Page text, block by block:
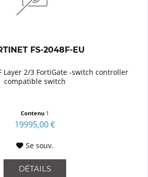
FS-2048F-EU
Layer 2/3 FortiGate -switch controller
compatible switch
Contenu 1
19995,00 €
Se souv.
DÉTAILS